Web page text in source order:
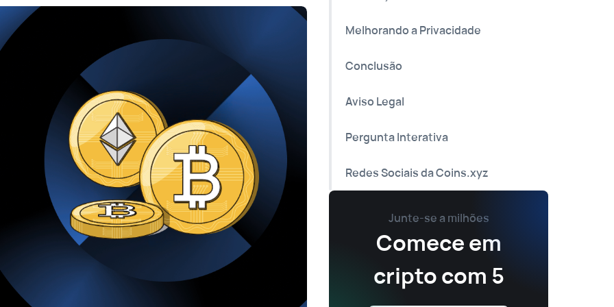
Melhorando a Privacidade
Conclusão
Aviso Legal
Pergunta Interativa
Redes Sociais da Coins.xyz
Junte-se a milhões
Comece em
cripto com 5